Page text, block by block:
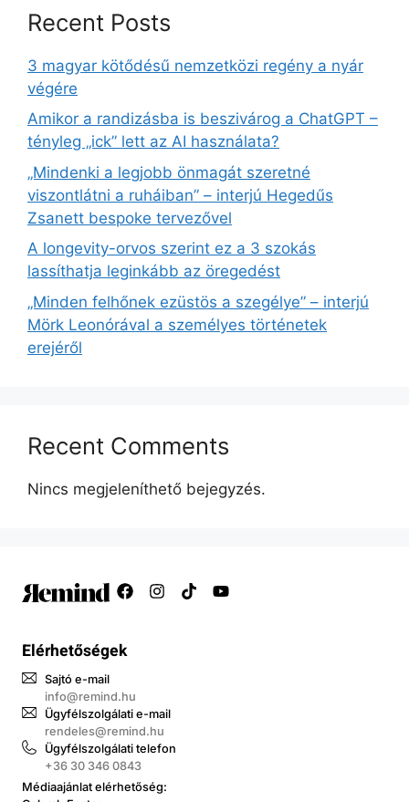
Recent Posts
3 magyar kötődésű nemzetközi regény a nyár
végére
Amikor a randizásba is beszivárog a ChatGPT –
tényleg „ick” lett az AI használata?
„Mindenki a legjobb önmagát szeretné
viszontlátni a ruháiban” – interjú Hegedűs
Zsanett bespoke tervezővel
A longevity-orvos szerint ez a 3 szokás
lassíthatja leginkább az öregedést
„Minden felhőnek ezüstös a szegélye” – interjú
Mörk Leonórával a személyes történetek
erejéről
Recent Comments
Nincs megjeleníthető bejegyzés.
Elérhetőségek
Sajtó e-mail
info@remind.hu
Ügyfélszolgálati e-mail
rendeles@remind.hu
Ügyfélszolgálati telefon
+36 30 346 0843
Médiaajánlat elérhetőség: